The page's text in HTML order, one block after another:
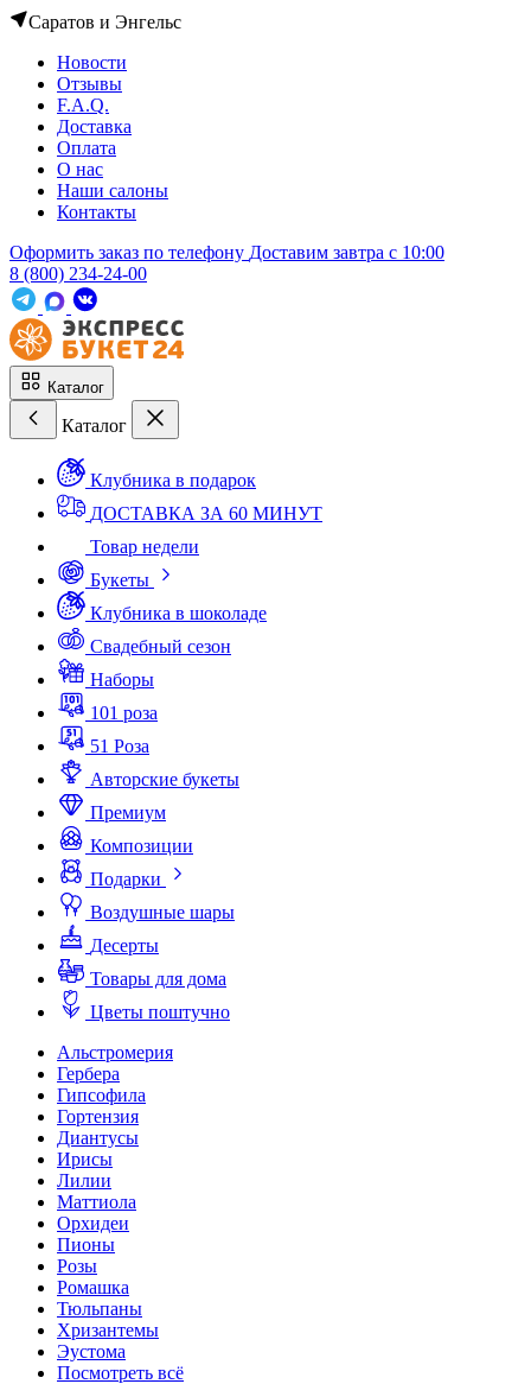
Саратов и Энгельс
Новости
Отзывы
F.A.Q.
Доставка
Оплата
О нас
Наши салоны
Контакты
Оформить заказ по телефону Доставим завтра c 10:00
8 (800) 234-24-00
Каталог
Каталог
Клубника в подарок
ДОСТАВКА ЗА 60 МИНУТ
Товар недели
Букеты
Клубника в шоколаде
Свадебный сезон
Наборы
101 роза
51 Роза
Авторские букеты
Премиум
Композиции
Подарки
Воздушные шары
Десерты
Товары для дома
Цветы поштучно
Альстромерия
Гербера
Гипсофила
Гортензия
Диантусы
Ирисы
Лилии
Маттиола
Орхидеи
Пионы
Розы
Ромашка
Тюльпаны
Хризантемы
Эустома
Посмотреть всё